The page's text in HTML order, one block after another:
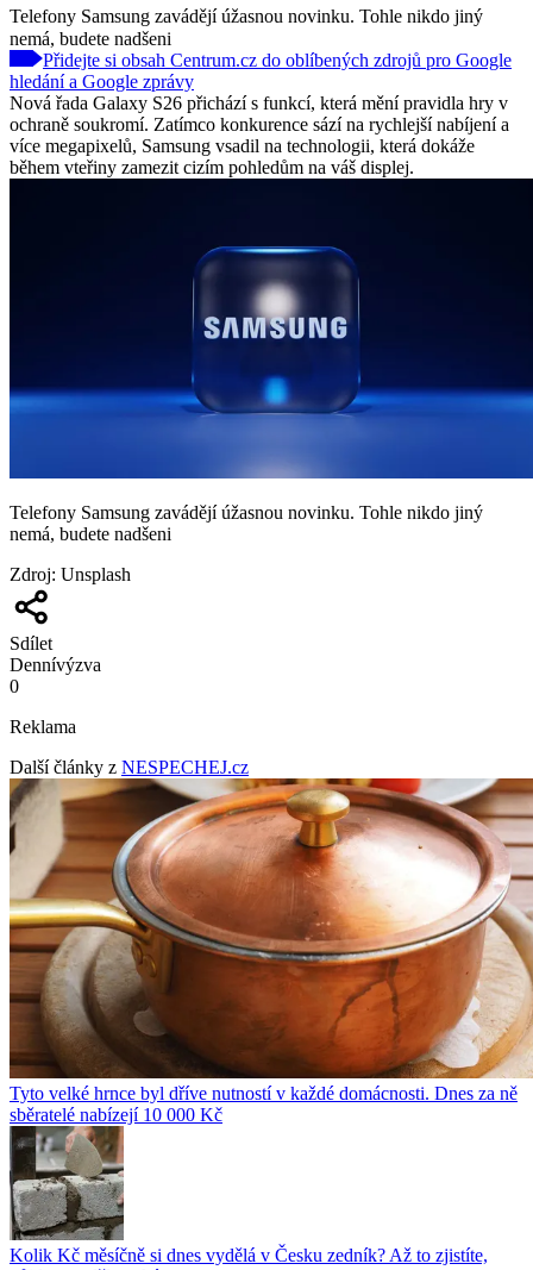
Telefony Samsung zavádějí úžasnou novinku. Tohle nikdo jiný
nemá, budete nadšeni
Přidejte si obsah Centrum.cz do oblíbených zdrojů pro Google
hledání a Google zprávy
Nová řada Galaxy S26 přichází s funkcí, která mění pravidla hry v
ochraně soukromí. Zatímco konkurence sází na rychlejší nabíjení a
více megapixelů, Samsung vsadil na technologii, která dokáže
během vteřiny zamezit cizím pohledům na váš displej.
Telefony Samsung zavádějí úžasnou novinku. Tohle nikdo jiný
nemá, budete nadšeni
Zdroj: Unsplash
Sdílet
Dennívýzva
0
Reklama
Další články z NESPECHEJ.cz
Tyto velké hrnce byl dříve nutností v každé domácnosti. Dnes za ně
sběratelé nabízejí 10 000 Kč
Kolik Kč měsíčně si dnes vydělá v Česku zedník? Až to zjistíte,